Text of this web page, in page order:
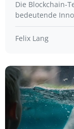
Die Blockchain-
bedeutende
Felix Lang